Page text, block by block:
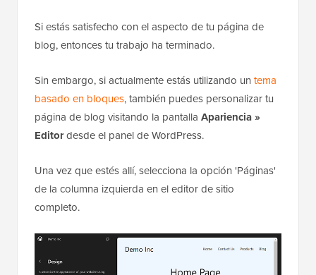
Si estás satisfecho con el aspecto de tu página de
blog, entonces tu trabajo ha terminado.
Sin embargo, si actualmente estás utilizando un tema
basado en bloques, también puedes personalizar tu
página de blog visitando la pantalla Apariencia »
Editordesde el panel de WordPress.
Una vez que estés allí, selecciona la opción 'Páginas'
de la columna izquierda en el editor de sitio
completo.